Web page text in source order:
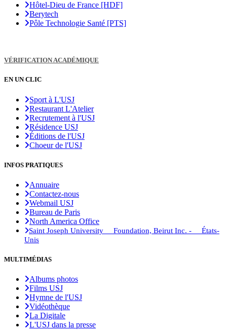
Hôtel-Dieu de France [HDF]
Berytech
Pôle Technologie Santé [PTS]
VÉRIFICATION ACADÉMIQUE
EN UN CLIC
Sport à L'USJ
Restaurant L'Atelier
Recrutement à l'USJ
Résidence USJ
Éditions de l'USJ
Choeur de l'USJ
INFOS PRATIQUES
Annuaire
Contactez-nous
Webmail USJ
Bureau de Paris
North America Office
Saint Joseph University Foundation, Beirut Inc. - États-
Unis
MULTIMÉDIAS
Albums photos
Films USJ
Hymne de l'USJ
Vidéothèque
La Digitale
L'USJ dans la presse